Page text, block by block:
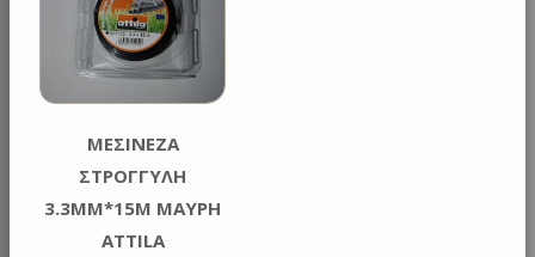
ΜΕΣΙΝΕΖΑ
ΣΤΡΟΓΓΥΛΗ
3.3MM*15M ΜΑΥΡΗ
ATTILA